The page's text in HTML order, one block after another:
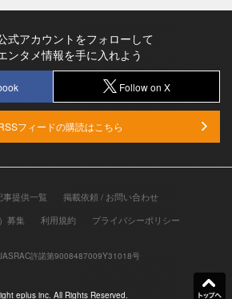
式アカウントをフォローして
ンタメ情報を手に入れよう
Follow on X
フィードの購読はこちら
事提供一覧
掲載依頼 / お問い合わせ
募集
利用規約 プライバシーポリシー
許諾第9008487009Y31018号
eplus inc. All Rights Reserved.